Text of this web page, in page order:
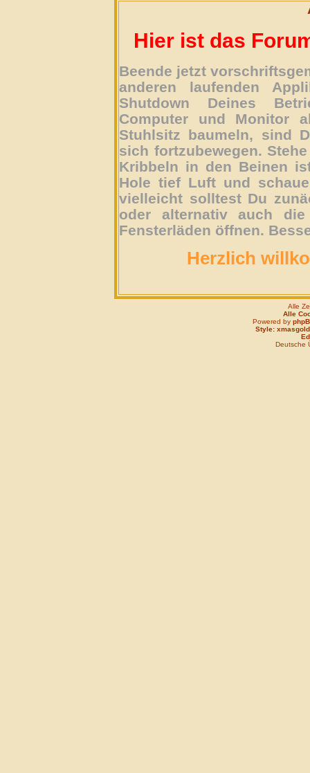
Hier ist das
Beende jetzt
anderen laufenden
Shutdown Deines
Computer und Monitor
Stuhlsitz baumeln, sind
sich fortzubewegen.
Kribbeln in den Beinen
Hole tief Luft und
vielleicht solltest Du
oder alternativ auch
Fensterläden öffnen.
Herzlich
Alle
Alle
Powered by
Style: xmasgold
Deutsche